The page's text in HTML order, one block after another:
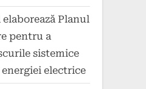
Planul
pentru a
sistemice
electrice